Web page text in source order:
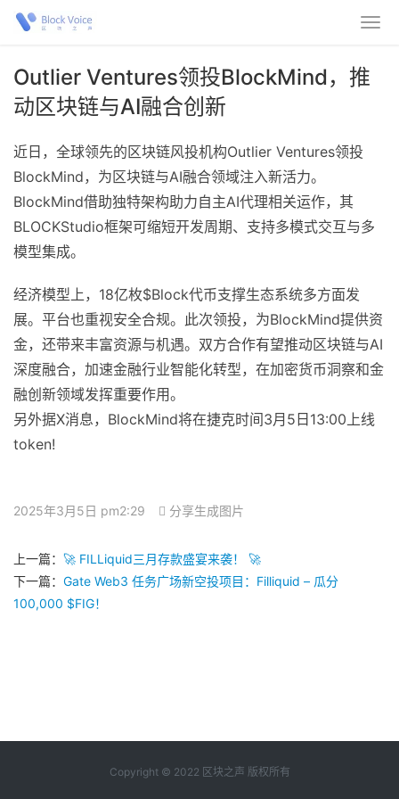
Outlier Ventures领投BlockMind，推
动区块链与AI融合创新
近日，全球领先的区块链风投机构Outlier Ventures领投
BlockMind，为区块链与AI融合领域注入新活力。
BlockMind借助独特架构助力自主AI代理相关运作，其
BLOCKStudio框架可缩短开发周期、支持多模式交互与多
模型集成。
经济模型上，18亿枚$Block代币支撑生态系统多方面发
展。平台也重视安全合规。此次领投，为BlockMind提供资
金，还带来丰富资源与机遇。双方合作有望推动区块链与AI
深度融合，加速金融行业智能化转型，在加密货币洞察和金
融创新领域发挥重要作用。
另外据X消息，BlockMind将在捷克时间3月5日13:00上线
token!
2025年3月5日 pm2:29 分享生成图片
上一篇： 🚀 FILLiquid三月存款盛宴来袭！ 🚀
下一篇： Gate Web3 任务广场新空投项目：Filliquid – 瓜分
100,000 $FIG！
Copyright © 2022 区块之声 版权所有